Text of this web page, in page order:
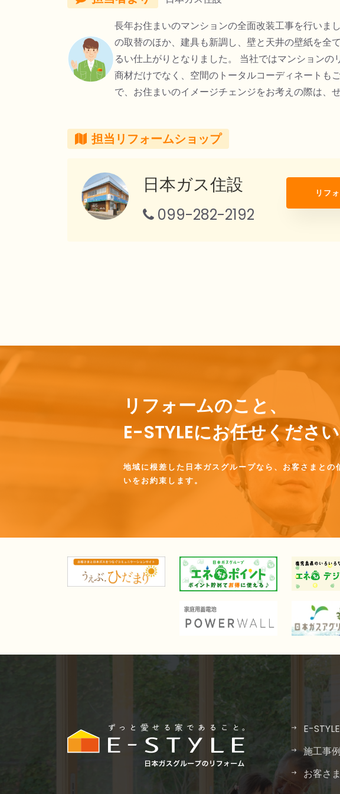
長年お住まいのマンションの全面改装工事を行いま
の取替のほか、建具も新調し、壁と天井の壁紙を全
るい仕上がりとなりました。 当社ではマンションの
商材だけでなく、空間のトータルコーディネートも
で、お住まいのイメージチェンジをお考えの際は、
担当リフォームショップ
日本ガス住設
099-282-2192
リフ
リフォームのこと、
E-STYLEにお任せください
地域に根差した日本ガスグループなら、お客さまと
いをお約束します。
E-
施工事例
お客さ